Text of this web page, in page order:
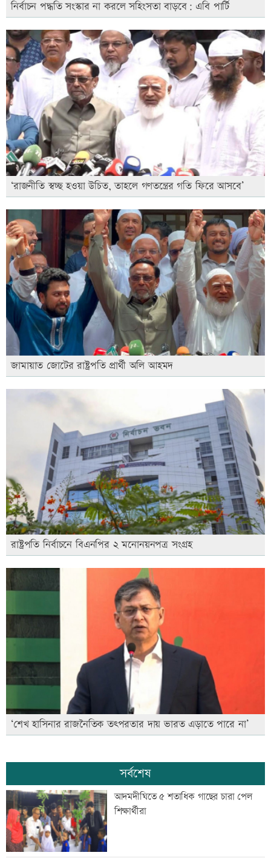
নির্বাচন পদ্ধতি সংস্কার না করলে সহিংসতা বাড়বে: এবি পার্টি
‘রাজনীতি স্বচ্ছ হওয়া উচিত, তাহলে গণতন্ত্রের গতি ফিরে আসবে’
জামায়াত জোটের রাষ্ট্রপতি প্রার্থী অলি আহমদ
রাষ্ট্রপতি নির্বাচনে বিএনপির ২ মনোনয়নপত্র সংগ্রহ
‘শেখ হাসিনার রাজনৈতিক তৎপরতার দায় ভারত এড়াতে পারে না’
সর্বশেষ
আদমদীঘিতে ৫ শতাধিক গাছের চারা পেল
শিক্ষার্থীরা